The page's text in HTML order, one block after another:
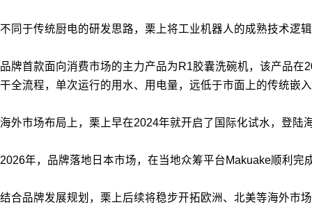
不同于传统厨电的研发思路，栗上将工业机器人的成熟技术逻
品牌首款面向消费市场的主力产品为R1胶囊洗碗机，该产品
干全流程，单次运行的用水、用电量，远低于市面上的传统嵌
海外市场布局上，栗上早在2024年就开启了国际化试水，登
2026年，品牌落地日本市场，在当地众筹平台Makuake顺利
结合品牌发展规划，栗上后续将稳步开拓欧洲、北美等海外市